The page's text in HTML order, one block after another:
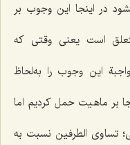
در اینجا این وجوب بر
است یعنی وقتی که
این وجوب را به‌لحاظ
بر ماهیت حمل کردیم اما
؛ تساوی الطرفین نسبت به